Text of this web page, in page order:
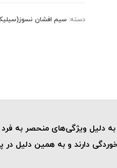
دسته:سیم افشان
دلیل ویژگی‌های منحصر به
دارند و به همین دلیل